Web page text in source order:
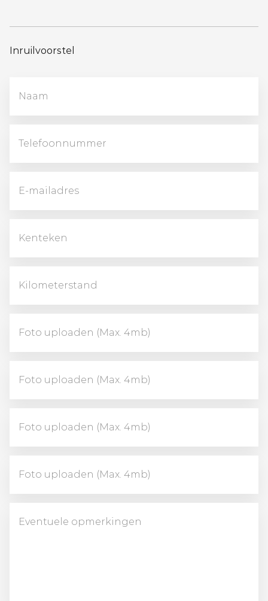
Inruilvoorstel
Foto uploaden (Max. 4mb)
Foto uploaden (Max. 4mb)
Foto uploaden (Max. 4mb)
Foto uploaden (Max. 4mb)